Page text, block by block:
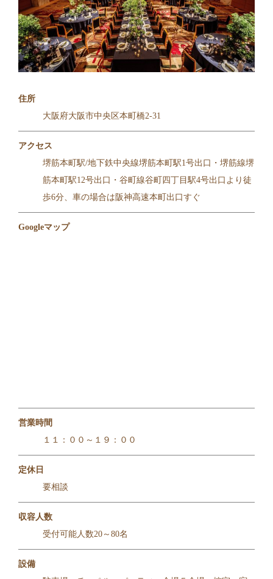
住所
大阪府大阪市中央区本町橋2-31
アクセス
堺筋本町駅/地下鉄中央線堺筋本町駅1号出口・堺筋線堺
筋本町駅12号出口・谷町線谷町四丁目駅4号出口より徒
歩6分、車の場合は阪神高速本町出口すぐ
Googleマップ
営業時間
１１：００～１９：００
定休日
要相談
収容人数
受付可能人数20～80名
設備